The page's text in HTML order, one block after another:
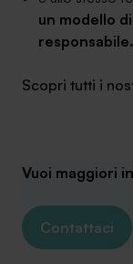
un modello
responsabile.
Scopri tutti i
Vuoi maggiori
Contattaci